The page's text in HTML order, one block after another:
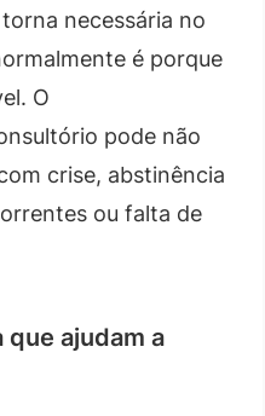
necessária no
é porque
O
pode não
crise, abstinência
ou falta de
que ajudam a